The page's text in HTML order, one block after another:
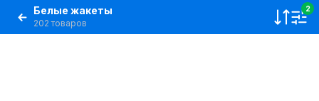
Белые жакеты
202 товаров
2